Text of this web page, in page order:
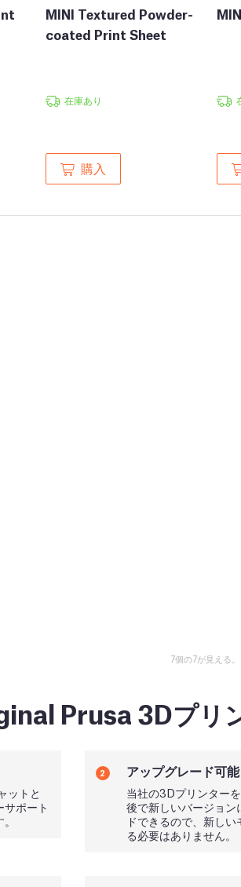
MINI Textured Powder-
coated Print Sheet
在庫あり
購入
7個の7が見える。
Prusa 3Dプリ
ットと
ポート
2 アップグレード可能
当社の3Dプリンターを
後で新しいバージョン
ドできるので、新し
る必要はありません。